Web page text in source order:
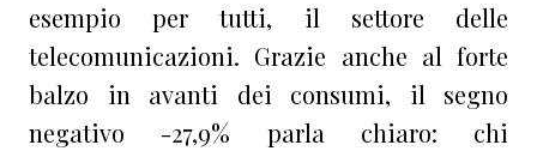
esempio per tutti, il settore delle
telecomunicazioni. Grazie anche al forte
balzo in avanti dei consumi, il segno
negativo -27,9% parla chiaro: chi